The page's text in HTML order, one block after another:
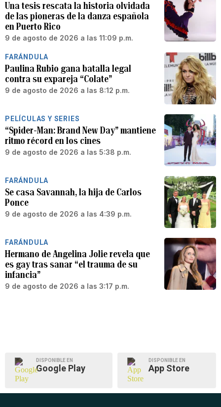
Una tesis rescata la historia olvidada
de las pioneras de la danza española
en Puerto Rico
9 de agosto de 2026 a las 11:09 p.m.
FARÁNDULA
Paulina Rubio gana batalla legal
contra su expareja “Colate”
9 de agosto de 2026 a las 8:12 p.m.
PELÍCULAS Y SERIES
“Spider-Man: Brand New Day” mantiene
ritmo récord en los cines
9 de agosto de 2026 a las 5:38 p.m.
FARÁNDULA
Se casa Savannah, la hija de Carlos
Ponce
9 de agosto de 2026 a las 4:39 p.m.
FARÁNDULA
Hermano de Angelina Jolie revela que
es gay tras sanar “el trauma de su
infancia”
9 de agosto de 2026 a las 3:17 p.m.
DISPONIBLE EN
Google Play
DISPONIBLE EN
App Store